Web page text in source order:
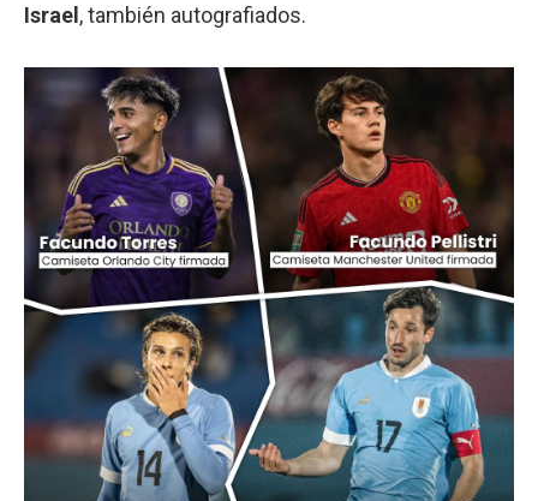
Israel , también autografiados.